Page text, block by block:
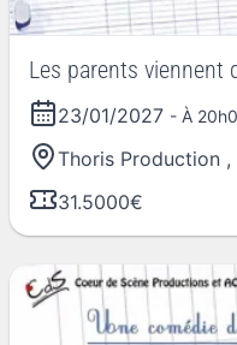
Les parents viennent
23/01/2027 - À
Thoris Production ,
31.5000€